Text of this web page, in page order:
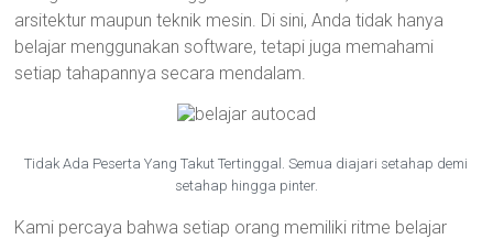
arsitektur maupun teknik mesin. Di sini, Anda tidak hanya
belajar menggunakan software, tetapi juga memahami
setiap tahapannya secara mendalam.
Tidak Ada Peserta Yang Takut Tertinggal. Semua diajari setahap demi
setahap hingga pinter.
Kami percaya bahwa setiap orang memiliki ritme belajar